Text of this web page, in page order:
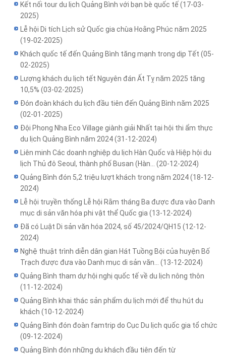
Kết nối tour du lịch Quảng Bình với bạn bè quốc tế (17-03-
2025)
Lễ hội Di tích Lịch sử Quốc gia chùa Hoằng Phúc năm 2025
(19-02-2025)
Khách quốc tế đến Quảng Bình tăng mạnh trong dịp Tết (05-
02-2025)
Lượng khách du lịch tết Nguyên đán Ất Tỵ năm 2025 tăng
10,5% (03-02-2025)
Đón đoàn khách du lịch đầu tiên đến Quảng Bình năm 2025
(02-01-2025)
Đội Phong Nha Eco Village giành giải Nhất tại hội thi ẩm thực
du lịch Quảng Bình năm 2024(31-12-2024)
Liên minh Các doanh nghiệp du lịch Hàn Quốc và Hiệp hội du
lịch Thủ đô Seoul, thành phố Busan (Hàn... (20-12-2024)
Quảng Bình đón 5,2 triệu lượt khách trong năm 2024(18-12-
2024)
Lễ hội truyền thống Lễ hội Rằm tháng Ba được đưa vào Danh
mục di sản văn hóa phi vật thể Quốc gia(13-12-2024)
Đã có Luật Di sản văn hóa 2024, số 45/2024/QH15 (12-12-
2024)
Nghệ thuật trình diễn dân gian Hát Tuồng Bội của huyện Bố
Trạch được đưa vào Danh mục di sản văn... (13-12-2024)
Quảng Bình tham dự hội nghị quốc tế về du lịch nông thôn
(11-12-2024)
Quảng Bình khai thác sản phẩm du lịch mới để thu hút du
khách (10-12-2024)
Quảng Bình đón đoàn famtrip do Cục Du lịch quốc gia tổ chức
(09-12-2024)
Quảng Bình đón những du khách đầu tiên đến từ